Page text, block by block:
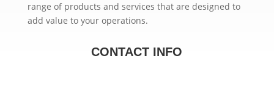
range of products and services that are designed to
add value to your operations.
CONTACT INFO